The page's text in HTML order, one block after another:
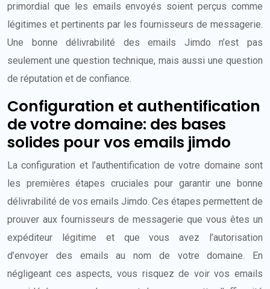
primordial que les emails envoyés soient perçus comme
légitimes et pertinents par les fournisseurs de messagerie.
Une bonne délivrabilité des emails Jimdo n’est pas
seulement une question technique, mais aussi une question
de réputation et de confiance.
Configuration et authentification
de votre domaine: des bases
solides pour vos emails jimdo
La configuration et l’authentification de votre domaine sont
les premières étapes cruciales pour garantir une bonne
délivrabilité de vos emails Jimdo. Ces étapes permettent de
prouver aux fournisseurs de messagerie que vous êtes un
expéditeur légitime et que vous avez l’autorisation
d’envoyer des emails au nom de votre domaine. En
négligeant ces aspects, vous risquez de voir vos emails